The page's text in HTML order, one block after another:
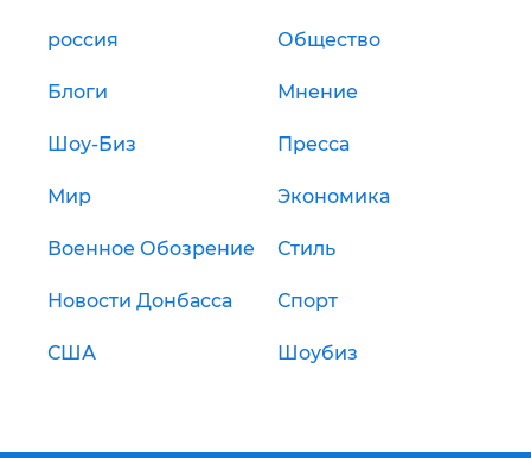
россия Общество
Блоги Мнение
Шоу-Биз Пресса
Мир Экономика
Военное Обозрение Стиль
Новости Донбасса Спорт
США Шоубиз